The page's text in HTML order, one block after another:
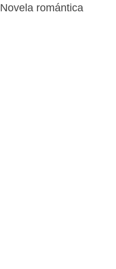
Novela romántica